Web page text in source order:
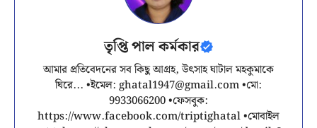
তৃপ্তি পাল কর্মকার
আমার প্রতিবেদনের সব কিছু আগ্রহ, উৎসাহ ঘাটাল মহকুমাকে
ঘিরে... •ইমেল: ghatal1947@gmail.com•মো:
9933066200 •ফেসবুক:
https://www.facebook.com/triptighatal •মোবাইল